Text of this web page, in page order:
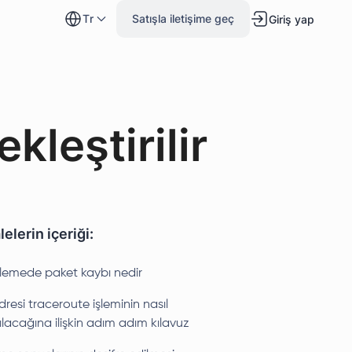
tr Satışla iletişime geç Giriş yap
içeriği:
paket kaybı nedir
traceroute işleminin nasıl
ilişkin adım adım kılavuz